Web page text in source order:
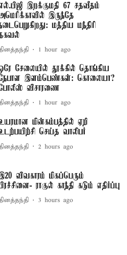
இறக்குமதி 67 சதவீதம்
இருந்தே
மத்திய மந்திரி
1 hour ago
சேலையில் தூக்கில் தொங்கிய
இளம்பெண்கள்: கொலையா?
விசாரணை
1 hour ago
மின்கம்பத்தில் ஏறி
செய்த வாலிபர்
2 hours ago
விவகாரம் மிகப்பெரும்
ராகுல் காந்தி கடும் எதிர்ப்பு
3 hours ago